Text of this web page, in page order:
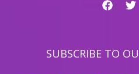
SUBSCRIBE TO